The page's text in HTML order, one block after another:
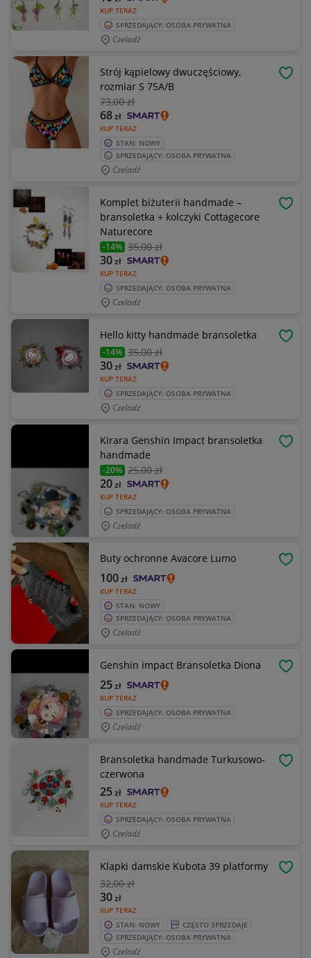
KUP TERAZ
SPRZEDAJĄCY: OSOBA PRYWATNA
Czeladź
Strój kąpielowy dwuczęściowy,
rozmiar S 75A/B
73,00 zł
KUP TERAZ
68zł
STAN: NOWY
SPRZEDAJĄCY: OSOBA PRYWATNA
Czeladź
Komplet biżuterii handmade –
bransoletka + kolczyki Cottagecore
Naturecore
-14% 35,00 zł
KUP TERAZ
30zł
SPRZEDAJĄCY: OSOBA PRYWATNA
Czeladź
Hello kitty handmade bransoletka
-14% 35,00 zł
KUP TERAZ
30zł
SPRZEDAJĄCY: OSOBA PRYWATNA
Czeladź
Kirara Genshin Impact bransoletka
handmade
-20% 25,00 zł
KUP TERAZ
20zł
SPRZEDAJĄCY: OSOBA PRYWATNA
Czeladź
Buty ochronne Avacore Lumo
KUP TERAZ
100zł
STAN: NOWY
SPRZEDAJĄCY: OSOBA PRYWATNA
Czeladź
Genshin impact Bransoletka Diona
KUP TERAZ
25zł
SPRZEDAJĄCY: OSOBA PRYWATNA
Czeladź
Bransoletka handmade Turkusowo-
czerwona
KUP TERAZ
25zł
SPRZEDAJĄCY: OSOBA PRYWATNA
Czeladź
Klapki damskie Kubota 39 platformy
32,00 zł
KUP TERAZ
30zł
STAN: NOWY
CZĘSTO SPRZEDAJE
SPRZEDAJĄCY: OSOBA PRYWATNA
Czeladź